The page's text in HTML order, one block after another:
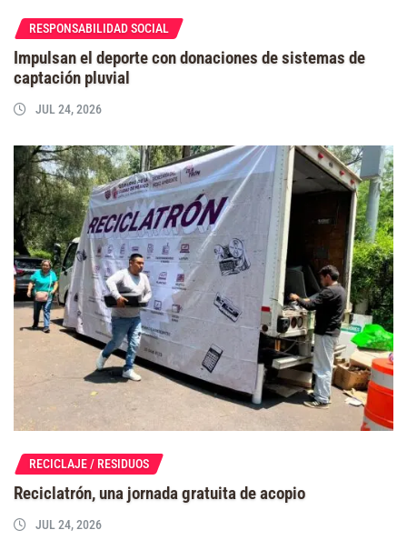
RESPONSABILIDAD SOCIAL
Impulsan el deporte con donaciones de sistemas de
captación pluvial
JUL 24, 2026
RECICLAJE / RESIDUOS
Reciclatrón, una jornada gratuita de acopio
JUL 24, 2026